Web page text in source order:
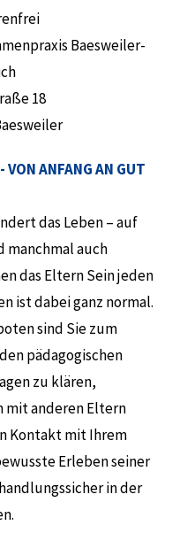
Baesweiler-
18
ANFANG AN GUT
das Leben – auf
manchmal auch
das Eltern Sein jeden
ist dabei ganz normal.
sind Sie zum
pädagogischen
zu klären,
mit anderen Eltern
Kontakt mit Ihrem
Erleben seiner
in der